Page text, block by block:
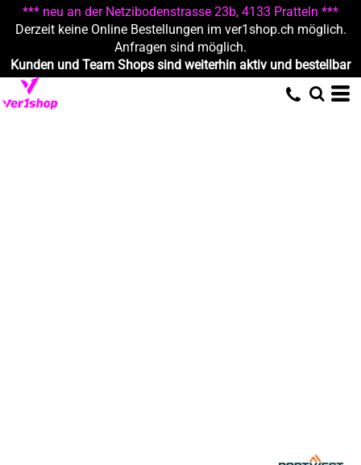
*** neu an der Netzibodenstrasse 23b, 4133 Pratteln ***
Derzeit keine Online Bestellungen im ver1shop.ch möglich.
Anfragen sind möglich.
Kunden und Team Shops sind weiterhin aktiv und bestellbar